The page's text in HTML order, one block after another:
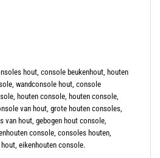
hout, console beukenhout, houten
wandconsole hout, console
houten console, houten console,
van hout, grote houten consoles,
van hout, gebogen hout console,
console, consoles houten,
eikenhouten console.